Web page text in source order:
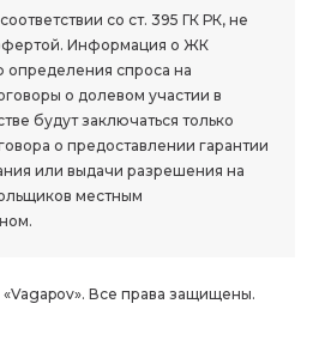
со ст. 395 ГК РК, не
Информация о ЖК
определения спроса на
о долевом участии в
будут заключаться только
о предоставлении гарантии
или выдачи разрешения на
местным
Все права защищены.